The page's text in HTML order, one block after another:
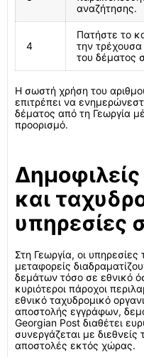
αναζήτησης.
4
Πατήστε το
την
του δέματος
Η σωστή χρήση του
επιτρέπει να
δέματος από τη Γεωργία
προορισμό.
και
υπηρεσίες
Στη Γεωργία, οι
μεταφορείς
δεμάτων τόσο σε εθνικό
κυριότεροι πάροχοι
εθνικό ταχυδρομικό
αποστολής εγγράφων,
Georgian Post διαθέτει
συνεργάζεται με διεθνείς
αποστολές εκτός χώρας.